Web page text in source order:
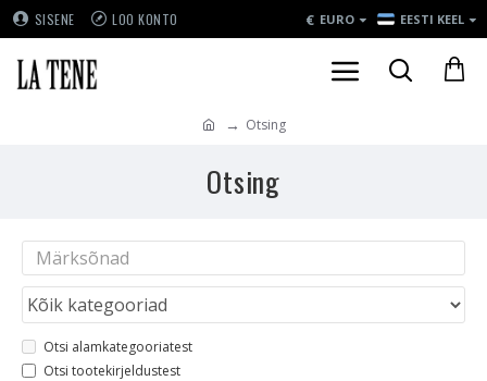
SISENE LOO KONTO € EURO EESTI KEEL
Otsing
Otsing
Otsi alamkategooriatest
Otsi tootekirjeldustest